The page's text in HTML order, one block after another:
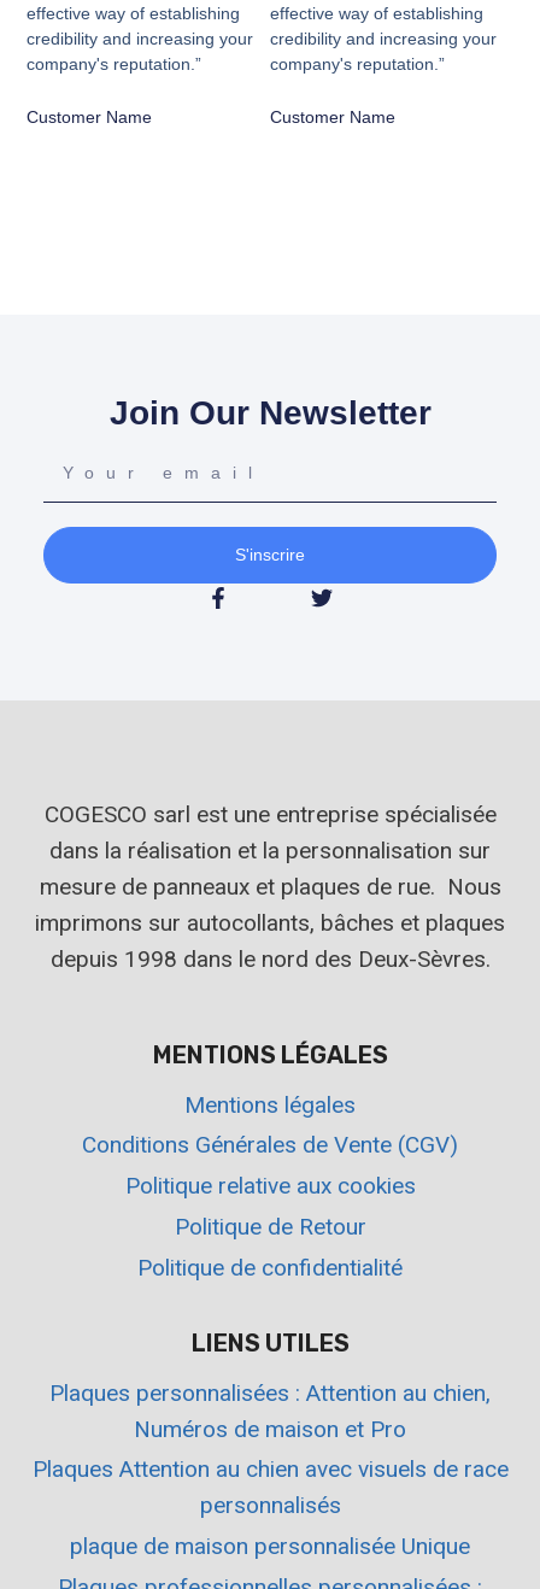
effective way of establishing
credibility and increasing your
company's reputation.”
Customer Name
effective way of establishing
credibility and increasing your
company's reputation.”
Customer Name
Join Our Newsletter
S'inscrire
COGESCO sarl est une entreprise spécialisée
dans la réalisation et la personnalisation sur
mesure de panneaux et plaques de rue. Nous
imprimons sur autocollants, bâches et plaques
depuis 1998 dans le nord des Deux-Sèvres.
MENTIONS LÉGALES
Mentions légales
Conditions Générales de Vente (CGV)
Politique relative aux cookies
Politique de Retour
Politique de confidentialité
LIENS UTILES
Plaques personnalisées : Attention au chien,
Numéros de maison et Pro
Plaques Attention au chien avec visuels de race
personnalisés
plaque de maison personnalisée Unique